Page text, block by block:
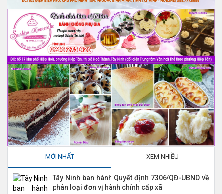
MỚI NHẤT XEM NHIỀU
Tây Ninh ban hành Quyết định 7306/QĐ-UBND về
phân loại đơn vị hành chính cấp xã